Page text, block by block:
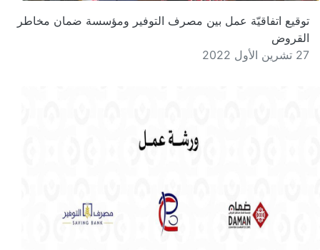
توقيع اتفاقيّة عمل بين مصرف التوفير ومؤسسة ضمان مخاطر
القروض
27 تشرين الأول 2022